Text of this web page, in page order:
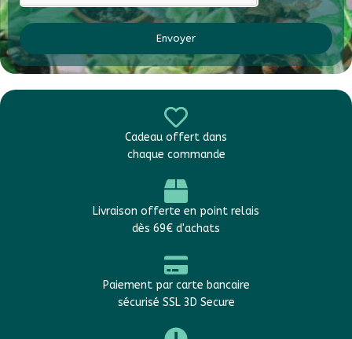
Envoyer
Cadeau offert dans
chaque commande
Livraison offerte en point relais
dès 69€ d'achats
Paiement par carte bancaire
sécurisé SSL 3D Secure